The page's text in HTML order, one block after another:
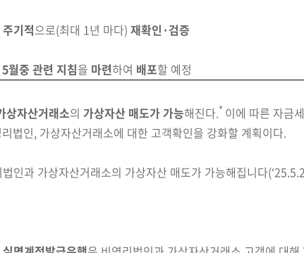
주기적으로(최대 1년 마다)재확인·검증
5월중 관련 지침을 마련하여 배포할 예정
상자산거래소의 가상자산 매도가 가능해진다.* 이에 따른 자금
법인, 가상자산거래소에 대한 고객확인을 강화할 계획이다.
법인과 가상자산거래소의 가상자산 매도가 가능해집니다